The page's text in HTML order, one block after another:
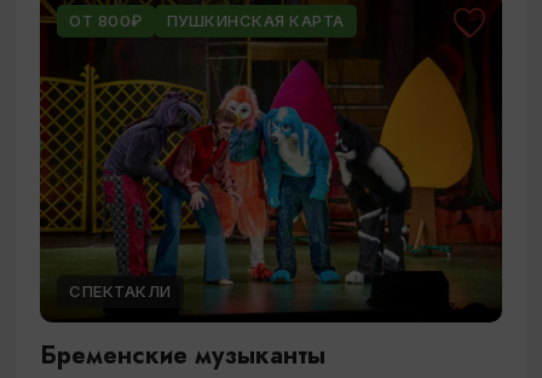
ОТ 800₽ ПУШКИНСКАЯ КАРТА
СПЕКТАКЛИ
Бременские музыканты